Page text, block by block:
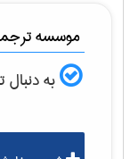
موسسه
به